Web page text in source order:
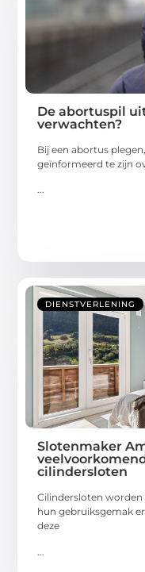
De abortuspil
verwachten?
Bij een abortus
geïnformeerd te zijn
...
DIENSTVERLENING
Slotenmaker
cilindersloten
Cilindersloten
hun gebruiksgemak
deze